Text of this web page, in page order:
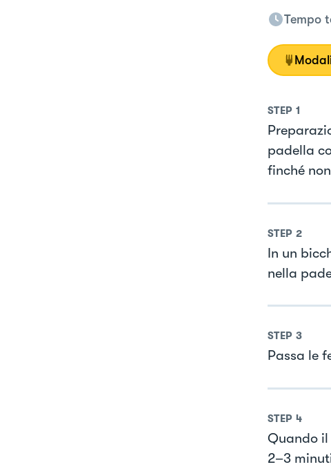
Tempo
STEP 1
padella
finché
STEP 2
In un
nella
STEP 3
Passa le
STEP 4
Quando
2–3